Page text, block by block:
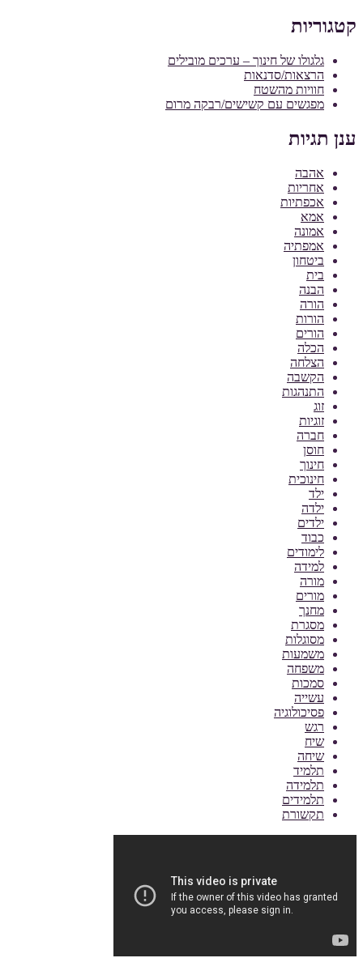
קטגוריות
גלגולו של חינוך – ערכים מובילים
הרצאות/סדנאות
חוויות מהשטח
מפגשים עם קשישים/רבקה מרום
ענן תגיות
אהבה
אחריות
אכפתיות
אמא
אמונה
אמפתיה
ביטחון
בית
הבנה
הורה
הורות
הורים
הכלה
הצלחה
הקשבה
התנהגות
זוג
זוגיות
חברה
חוסן
חינוך
חינוכית
ילד
ילדה
ילדים
כבוד
לימודים
למידה
מורה
מורים
מחנך
מסגרת
מסוגלות
משמעות
משפחה
סמכות
עשייה
פסיכולוגיה
רגש
שיח
שיחה
תלמיד
תלמידה
תלמידים
תקשורת